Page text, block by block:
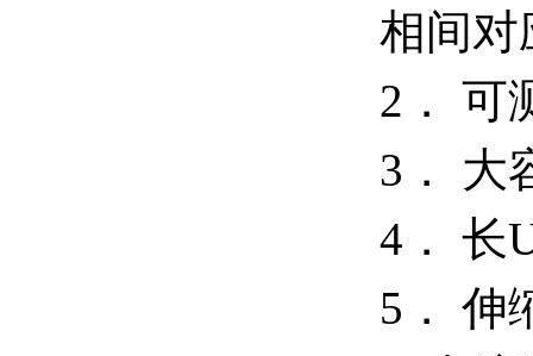
相间对
2． 可
3． 大
4． 长
5． 伸